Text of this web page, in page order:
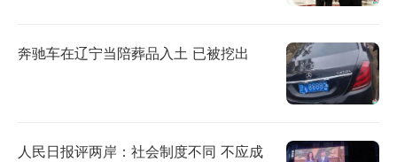
奔驰车在辽宁当陪葬品入土 已被挖出
人民日报评两岸：社会制度不同 不应成